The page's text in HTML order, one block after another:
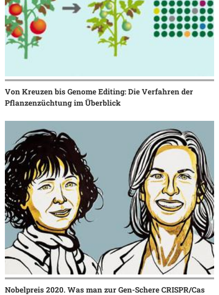
Von Kreuzen bis Genome Editing: Die Verfahren der
Pflanzenzüchtung im Überblick
Nobelpreis 2020. Was man zur Gen-Schere CRISPR/Cas